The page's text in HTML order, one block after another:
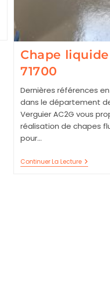
Chape
71700
Dernières références
dans le département
Verguier AC2G vous
réalisation de chapes
pour…
Continuer La LectureChape
Liquide